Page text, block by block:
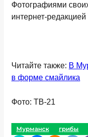
Фотографиями
интернет-
Читайте также: В
в форме смайлика
Фото: ТВ-21
Мурманск грибы